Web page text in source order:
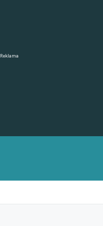
Reklama